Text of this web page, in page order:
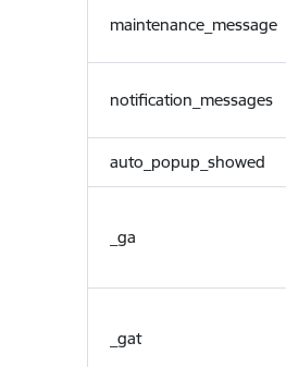
maintenance_message
notification_messages
auto_popup_showed
_ga
_gat